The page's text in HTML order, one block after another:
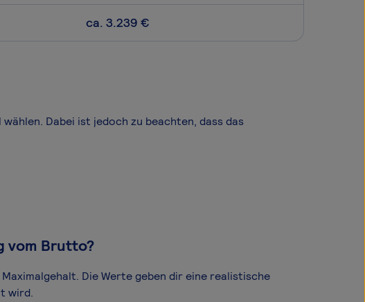
ca. 3.239 €
Dabei ist jedoch zu beachten, dass das
vom Brutto?
Die Werte geben dir eine realistische
wird.